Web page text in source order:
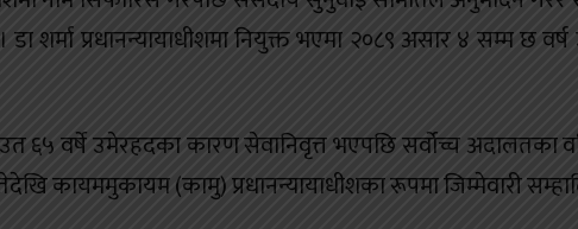
शर्मा प्रधानन्यायाधीशमा नियुक्त भएमा २०८९ असार ४ सम्म छ
६५ वर्षे उमेरहदका कारण सेवानिवृत्त भएपछि सर्वोच्च अदालतका
कायममुकायम (कामु) प्रधानन्यायाधीशका रूपमा जिम्मेवारी